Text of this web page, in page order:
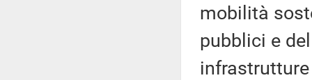
mobilità
pubblici e